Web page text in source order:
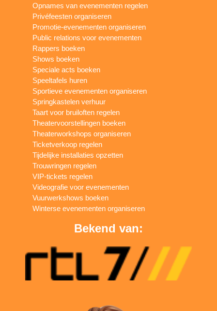
Opnames van evenementen regelen
Privéfeesten organiseren
Promotie-evenementen organiseren
Public relations voor evenementen
Rappers boeken
Shows boeken
Speciale acts boeken
Speeltafels huren
Sportieve evenementen organiseren
Springkastelen verhuur
Taart voor bruiloften regelen
Theatervoorstellingen boeken
Theaterworkshops organiseren
Ticketverkoop regelen
Tijdelijke installaties opzetten
Trouwringen regelen
VIP-tickets regelen
Videografie voor evenementen
Vuurwerkshows boeken
Winterse evenementen organiseren
Bekend van: